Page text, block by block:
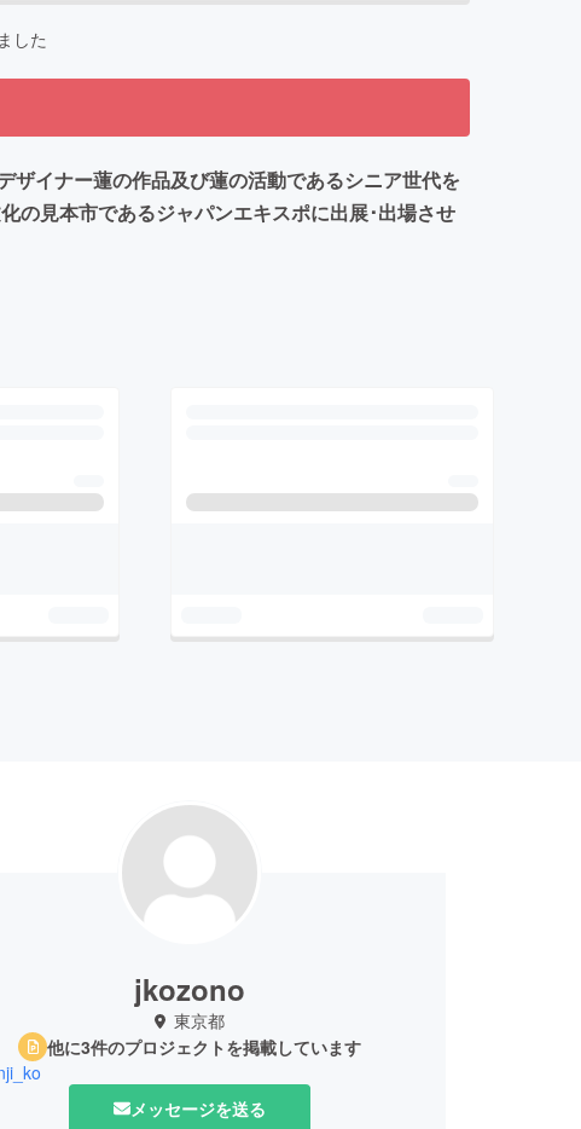
した
イナー蓮の作品及び蓮の活動であるシニア世代を
の見本市であるジャパンエキスポに出展･出場させ
jkozono
東京都
他に3件のプロジェクトを掲載しています
メッセージを送る